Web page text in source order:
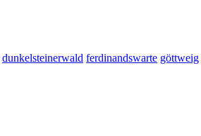
dunkelsteinerwald ferdinandswarte göttweig